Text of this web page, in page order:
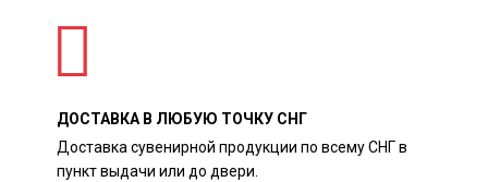
ДОСТАВКА В ЛЮБУЮ ТОЧКУ СНГ
Доставка сувенирной продукции по всему СНГ в
пункт выдачи или до двери.